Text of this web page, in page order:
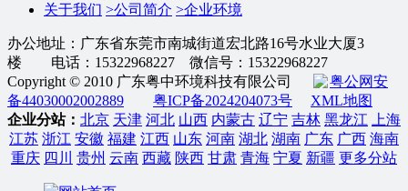
关于我们 >公司简介 >企业环境
办公地址：广东省东莞市南城街道宏北路16号水业大厦3
楼 电话：15322968227 微信号：15322968227
Copyright © 2010 广东粤中环境科技有限公司
粤公网安
备44030002002889
粤ICP备2024204073号
XML地图
企业分站： 北京 天津 河北 山西 内蒙古 辽宁 吉林 黑龙江
上海
江苏 浙江 安徽 福建 江西 山东 河南 湖北 湖南 广东 广西 海南
重庆 四川 贵州 云南 西藏 陕西 甘肃 青海 宁夏 新疆 更多分站